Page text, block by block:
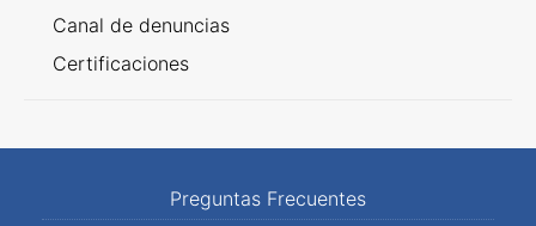
Canal de denuncias
Certificaciones
Preguntas Frecuentes